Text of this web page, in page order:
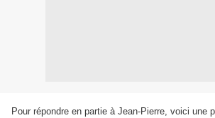
Pour répondre en partie à Jean-Pierre, voici une